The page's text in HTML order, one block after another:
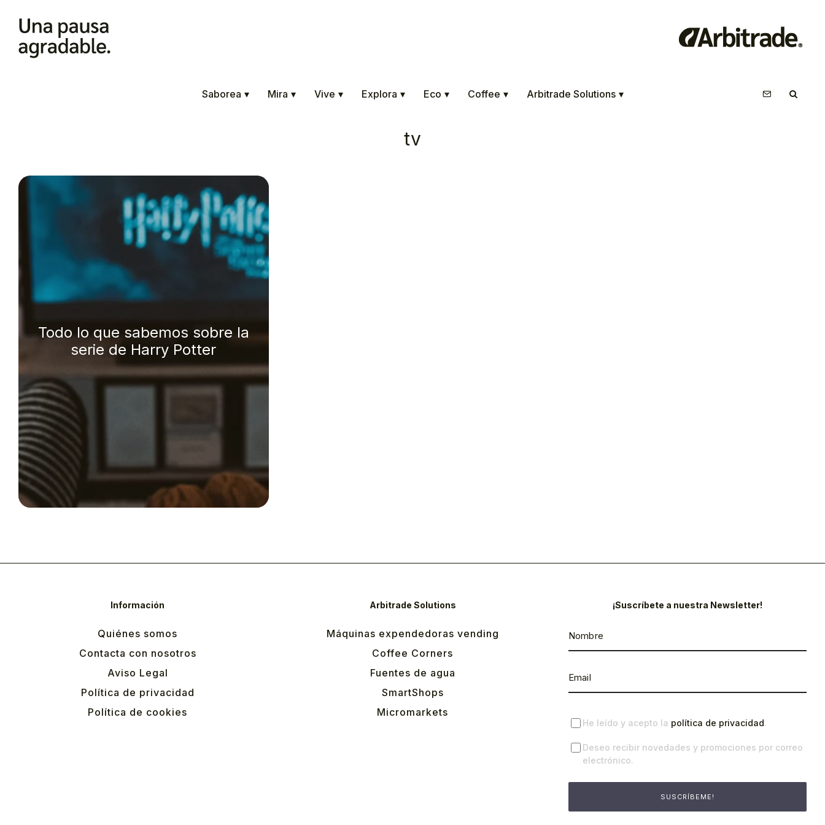
Saborea ▾ Mira ▾ Vive ▾ Explora ▾ Eco ▾ Coffee ▾ Arbitrade Solutions ▾
tv
Todo lo que sabemos sobre la
serie de Harry Potter
Información
Quiénes somos
Contacta con nosotros
Aviso Legal
Política de privacidad
Política de cookies
Arbitrade Solutions
Máquinas expendedoras vending
Coffee Corners
Fuentes de agua
SmartShops
Micromarkets
¡Suscríbete a nuestra Newsletter!
He leído y acepto la política de privacidad.
Deseo recibir novedades y promociones por correo
electrónico.